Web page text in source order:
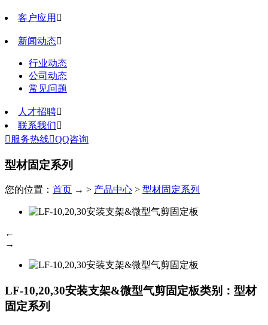
客户应用 
新闻动态
行业动态
公司动态
常见问题
人才招聘
联系我们
 服务热线QQ咨询
型材固定系列
您的位置： 首页 → > 产品中心 > 型材固定系列
←
→
LF-10,20,30安装支架&微型气剪固定板类别：型材
固定系列